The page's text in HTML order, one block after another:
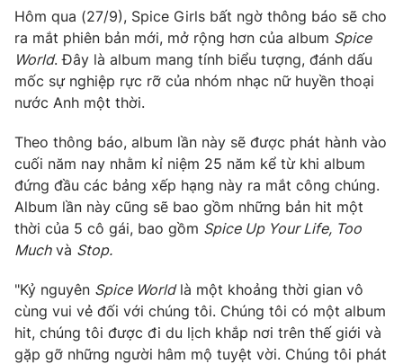
Câu chuyện quốc tế
Thị trường
Góc doanh nghiệp
Dữ liệu và đời sống
Truyền hình
Phim VTV
Hậu trường
Nhân vật
Khán giả
Giải sao mai
Giải trí
Điện ảnh
Âm nhạc
Sao
Đời sống
Du lịch
Làm đẹp
Giáo dục
Tuyển sinh
Học trực tuyến
Hitech Công nghệ tương lai
Sản phẩm
Giao lưu trực tuyến
Hôm qua (27/9), Spice Girls bất ngờ thông báo sẽ cho
ra mắt phiên bản mới, mở rộng hơn của album Spice
World. Đây là album mang tính biểu tượng, đánh dấu
mốc sự nghiệp rực rỡ của nhóm nhạc nữ huyền thoại
nước Anh một thời.
Theo thông báo, album lần này sẽ được phát hành vào
cuối năm nay nhằm kỉ niệm 25 năm kể từ khi album
đứng đầu các bảng xếp hạng này ra mắt công chúng.
Album lần này cũng sẽ bao gồm những bản hit một
thời của 5 cô gái, bao gồm Spice Up Your Life, Too
Muchvà Stop.
"Kỷ nguyên Spice Worldlà một khoảng thời gian vô
cùng vui vẻ đối với chúng tôi. Chúng tôi có một album
hit, chúng tôi được đi du lịch khắp nơi trên thế giới và
gặp gỡ những người hâm mộ tuyệt vời. Chúng tôi phát